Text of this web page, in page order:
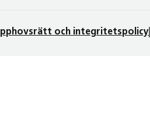
och integritetspolicy